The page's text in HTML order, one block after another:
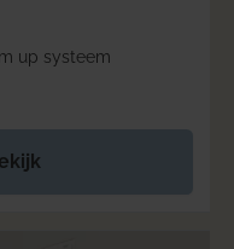
up systeem